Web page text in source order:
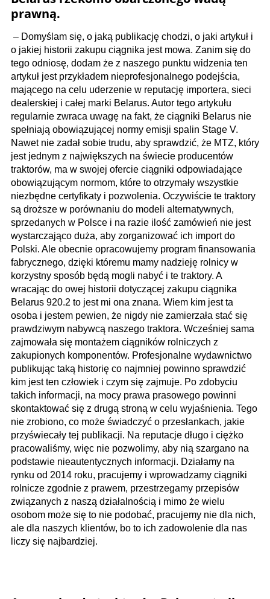
prawną.
– Domyślam się, o jaką publikację chodzi, o jaki artykuł i
o jakiej historii zakupu ciągnika jest mowa. Zanim się do
tego odniosę, dodam że z naszego punktu widzenia ten
artykuł jest przykładem nieprofesjonalnego podejścia,
mającego na celu uderzenie w reputację importera, sieci
dealerskiej i całej marki Belarus. Autor tego artykułu
regularnie zwraca uwagę na fakt, że ciągniki Belarus nie
spełniają obowiązującej normy emisji spalin Stage V.
Nawet nie zadał sobie trudu, aby sprawdzić, że MTZ, który
jest jednym z największych na świecie producentów
traktorów, ma w swojej ofercie ciągniki odpowiadające
obowiązującym normom, które to otrzymały wszystkie
niezbędne certyfikaty i pozwolenia. Oczywiście te traktory
są droższe w porównaniu do modeli alternatywnych,
sprzedanych w Polsce i na razie ilość zamówień nie jest
wystarczająco duża, aby zorganizować ich import do
Polski. Ale obecnie opracowujemy program finansowania
fabrycznego, dzięki któremu mamy nadzieję rolnicy w
korzystny sposób będą mogli nabyć i te traktory. A
wracając do owej historii dotyczącej zakupu ciągnika
Belarus 920.2 to jest mi ona znana. Wiem kim jest ta
osoba i jestem pewien, że nigdy nie zamierzała stać się
prawdziwym nabywcą naszego traktora. Wcześniej sama
zajmowała się montażem ciągników rolniczych z
zakupionych komponentów. Profesjonalne wydawnictwo
publikując taką historię co najmniej powinno sprawdzić
kim jest ten człowiek i czym się zajmuje. Po zdobyciu
takich informacji, na mocy prawa prasowego powinni
skontaktować się z drugą stroną w celu wyjaśnienia. Tego
nie zrobiono, co może świadczyć o przesłankach, jakie
przyświecały tej publikacji. Na reputacje długo i ciężko
pracowaliśmy, więc nie pozwolimy, aby nią szargano na
podstawie nieautentycznych informacji. Działamy na
rynku od 2014 roku, pracujemy i wprowadzamy ciągniki
rolnicze zgodnie z prawem, przestrzegamy przepisów
związanych z naszą działalnością i mimo że wielu
osobom może się to nie podobać, pracujemy nie dla nich,
ale dla naszych klientów, bo to ich zadowolenie dla nas
liczy się najbardziej.